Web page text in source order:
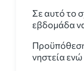
Σε αυτό το
εβδομάδα
Προϋπόθεση
νηστεία